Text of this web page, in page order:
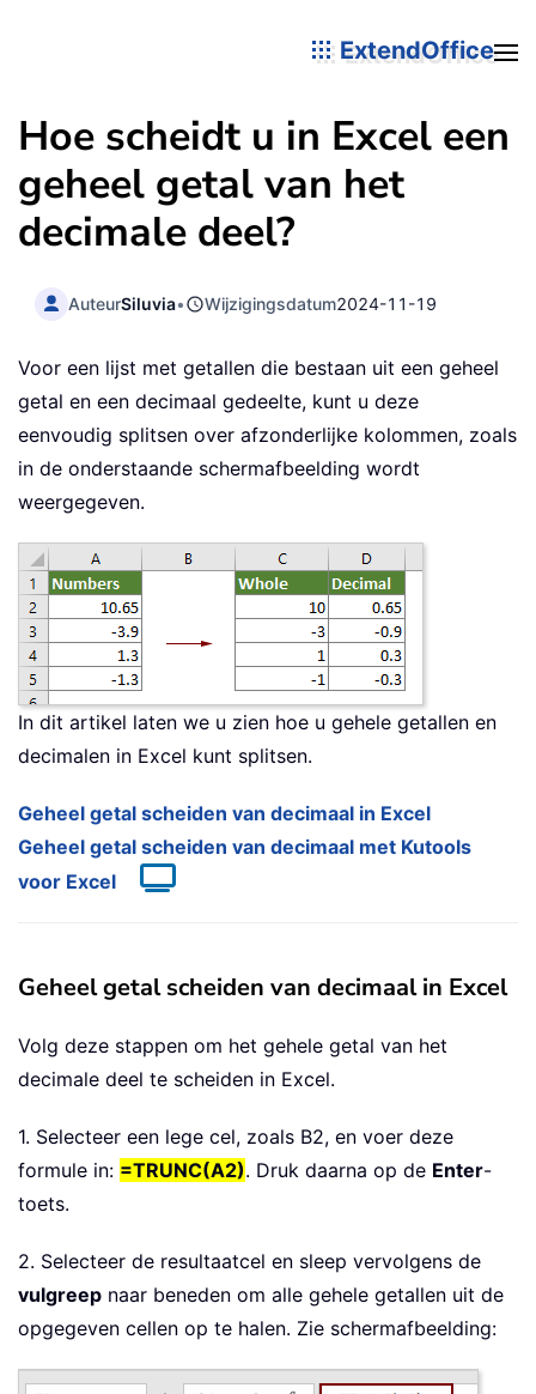
ExtendOffice
Hoe scheidt u in Excel een
geheel getal van het
decimale deel?
AuteurSiluvia• Wijzigingsdatum2024-11-19
Voor een lijst met getallen die bestaan uit een geheel
getal en een decimaal gedeelte, kunt u deze
eenvoudig splitsen over afzonderlijke kolommen, zoals
in de onderstaande schermafbeelding wordt
weergegeven.
In dit artikel laten we u zien hoe u gehele getallen en
decimalen in Excel kunt splitsen.
Geheel getal scheiden van decimaal in Excel
Geheel getal scheiden van decimaal met Kutools
voor Excel
Geheel getal scheiden van decimaal in Excel
Volg deze stappen om het gehele getal van het
decimale deel te scheiden in Excel.
1. Selecteer een lege cel, zoals B2, en voer deze
formule in: =TRUNC(A2). Druk daarna op de Enter-
toets.
2. Selecteer de resultaatcel en sleep vervolgens de
vulgreep naar beneden om alle gehele getallen uit de
opgegeven cellen op te halen. Zie schermafbeelding: